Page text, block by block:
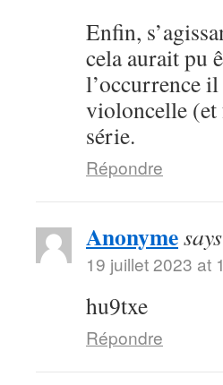
Enfin,
cela aurait pu
l’occurrence
violoncelle (et
série.
Répondre
Anonyme
19 juillet 2023 at
hu9txe
Répondre